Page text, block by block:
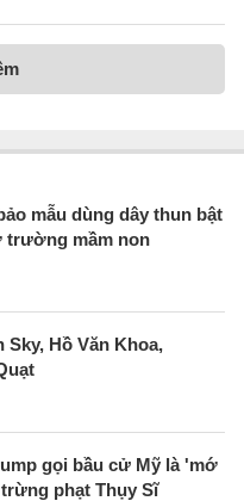
mẫu dùng dây thun bật
trường mầm non
Hồ Văn Khoa,
gọi bầu cử Mỹ là 'mớ
phạt Thụy Sĩ